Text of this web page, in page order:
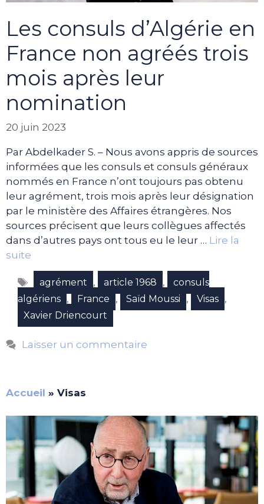
Les consuls d’Algérie en
France non agréés trois
mois après leur
nomination
20 juin 2023
Par Abdelkader S. – Nous avons appris de sources
informées que les consuls et consuls généraux
nommés en France n’ont toujours pas obtenu
leur agrément, trois mois après leur désignation
par le ministère des Affaires étrangères. Nos
sources précisent que leurs collègues affectés
dans d’autres pays ont tous eu le leur … Lire la
suite
Étiquettes
agrément , article 1968 ,
consuls
algériens , France , Saïd Moussi , Visas ,
Xavier Driencourt
Laisser un commentaire
Accueil » Visas